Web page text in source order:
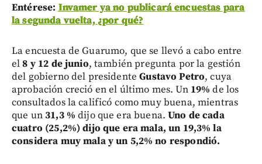
Entérese: Invamer ya no publicará encuestas para
la segunda vuelta, ¿por qué?
La encuesta de Guarumo, que se llevó a cabo entre
el8 y 12 de junio, también pregunta por la gestión
del gobierno del presidenteGustavo Petro, cuya
aprobación creció en el último mes. Un 19% de los
consultados la calificó como muy buena, mientras
que un31,3 % dijo que era buena.Uno de cada
cuatro (25,2%) dijo que era mala, un 19,3% la
considera muy mala y un 5,2% no respondió.